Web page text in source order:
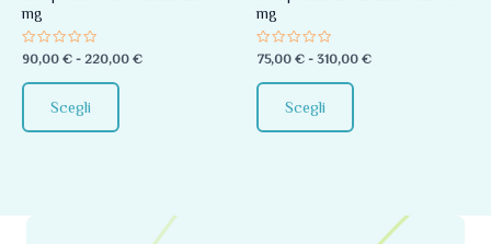
mg
Valutato
0
su
5
90,00 € - 220,00 €
Scegli
scelte
del
mg
Valutato
0
su
5
75,00 € - 310,00 €
Scegli
scelte
del